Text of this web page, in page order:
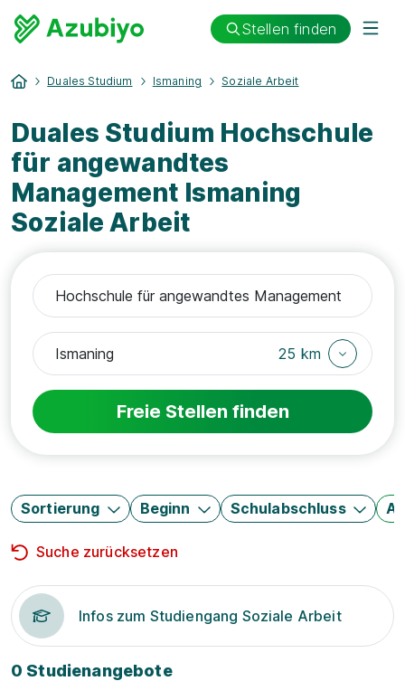
Stellen finden
Duales Studium Ismaning Soziale Arbeit
Duales Studium Hochschule
für angewandtes
Management Ismaning
Soziale Arbeit
25 km
Freie Stellen finden
Sortierung Beginn Schulabschluss
Suche zurücksetzen
Infos zum Studiengang Soziale Arbeit
0 Studienangebote